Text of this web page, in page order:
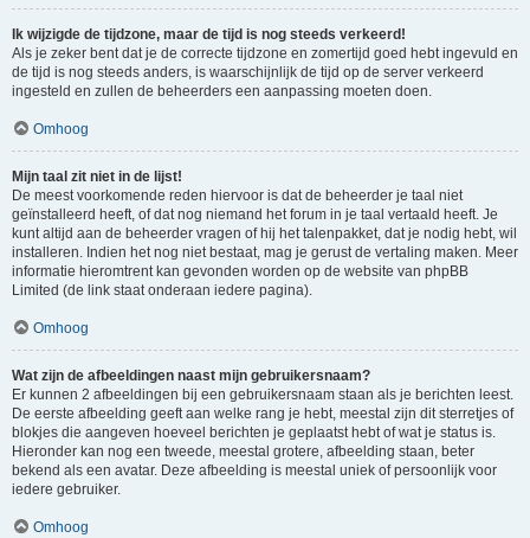
Ik wijzigde de tijdzone, maar de tijd is nog steeds verkeerd!
Als je zeker bent dat je de correcte tijdzone en zomertijd goed hebt ingevuld en
de tijd is nog steeds anders, is waarschijnlijk de tijd op de server verkeerd
ingesteld en zullen de beheerders een aanpassing moeten doen.
Omhoog
Mijn taal zit niet in de lijst!
De meest voorkomende reden hiervoor is dat de beheerder je taal niet
geïnstalleerd heeft, of dat nog niemand het forum in je taal vertaald heeft. Je
kunt altijd aan de beheerder vragen of hij het talenpakket, dat je nodig hebt, wil
installeren. Indien het nog niet bestaat, mag je gerust de vertaling maken. Meer
informatie hieromtrent kan gevonden worden op de website van phpBB
Limited (de link staat onderaan iedere pagina).
Omhoog
Wat zijn de afbeeldingen naast mijn gebruikersnaam?
Er kunnen 2 afbeeldingen bij een gebruikersnaam staan als je berichten leest.
De eerste afbeelding geeft aan welke rang je hebt, meestal zijn dit sterretjes of
blokjes die aangeven hoeveel berichten je geplaatst hebt of wat je status is.
Hieronder kan nog een tweede, meestal grotere, afbeelding staan, beter
bekend als een avatar. Deze afbeelding is meestal uniek of persoonlijk voor
iedere gebruiker.
Omhoog